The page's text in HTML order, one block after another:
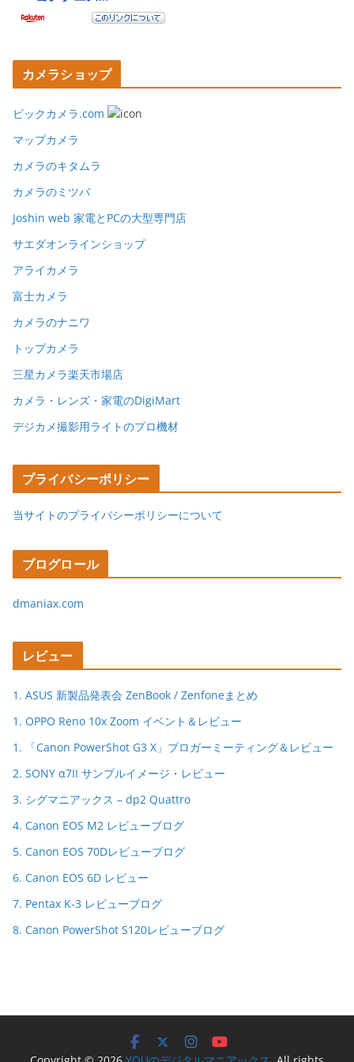
カメラショップ
ビックカメラ.com
マップカメラ
カメラのキタムラ
カメラのミツバ
Joshin web 家電とPCの大型専門店
サエダオンラインショップ
アライカメラ
富士カメラ
カメラのナニワ
トップカメラ
三星カメラ楽天市場店
カメラ・レンズ・家電のDigiMart
デジカメ撮影用ライトのプロ機材
プライバシーポリシー
当サイトのプライバシーポリシーについて
ブログロール
dmaniax.com
レビュー
1. ASUS 新製品発表会 ZenBook / Zenfoneまとめ
1. OPPO Reno 10x Zoom イベント＆レビュー
1. 「Canon PowerShot G3 X」ブロガーミーティング＆レビュー
2. SONY α7II サンプルイメージ・レビュー
3. シグマニアックス – dp2 Quattro
4. Canon EOS M2 レビューブログ
5. Canon EOS 70Dレビューブログ
6. Canon EOS 6D レビュー
7. Pentax K-3 レビューブログ
8. Canon PowerShot S120レビューブログ